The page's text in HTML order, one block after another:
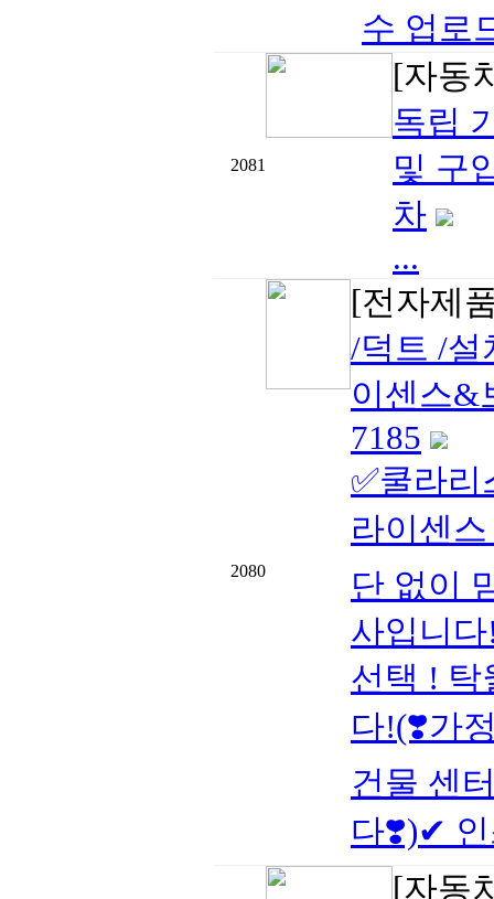
수 업로
2081
[자동
독립
및 구
차
...
2080
[전자제
/덕트 /설
이센스&
7185
✅쿨라리
라이센
단 없이
사입니
선택 ! 탁
다!(❣️가
건물 센
다❣️)✔ 인
[자동